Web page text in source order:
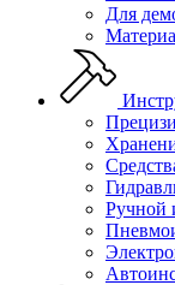
Для
Ручной